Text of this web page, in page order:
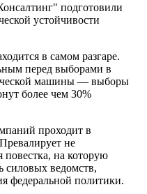
подготовили
устойчивости
в самом разгаре.
перед выборами в
машины — выборы
более чем 30%
проходит в
не
повестка, на которую
силовых ведомств,
федеральной политики.